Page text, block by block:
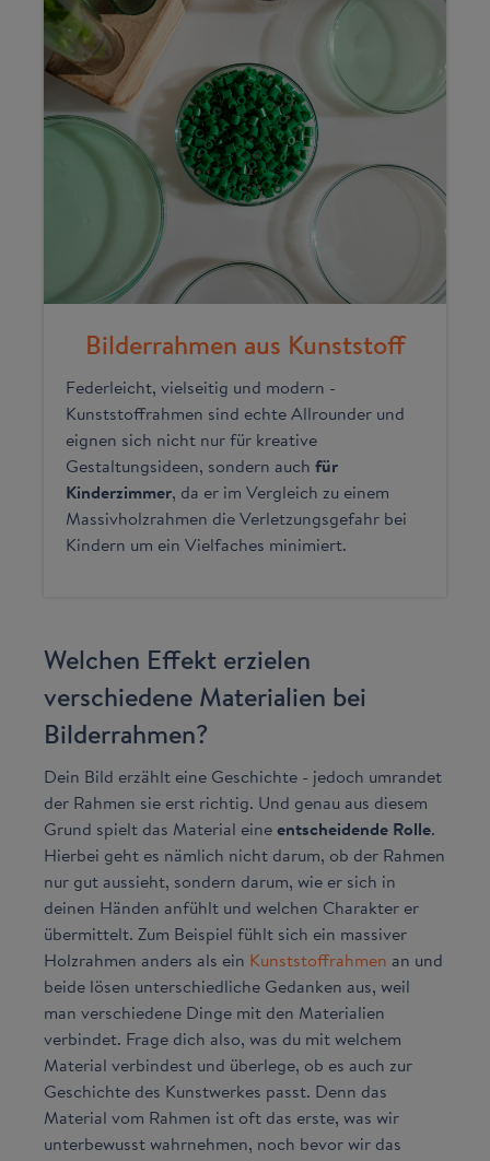
Bilderrahmen aus Kunststoff
Federleicht, vielseitig und modern -
Kunststoffrahmen sind echte Allrounder und
eignen sich nicht nur für kreative
Gestaltungsideen, sondern auch für
Kinderzimmer, da er im Vergleich zu einem
Massivholzrahmen die Verletzungsgefahr bei
Kindern um ein Vielfaches minimiert.
Welchen Effekt erzielen
verschiedene Materialien bei
Bilderrahmen?
Dein Bild erzählt eine Geschichte - jedoch umrandet
der Rahmen sie erst richtig. Und genau aus diesem
Grund spielt das Material eineentscheidende Rolle.
Hierbei geht es nämlich nicht darum, ob der Rahmen
nur gut aussieht, sondern darum, wie er sich in
deinen Händen anfühlt und welchen Charakter er
übermittelt. Zum Beispiel fühlt sich ein massiver
Holzrahmen anders als ein Kunststoffrahmen an und
beide lösen unterschiedliche Gedanken aus, weil
man verschiedene Dinge mit den Materialien
verbindet. Frage dich also, was du mit welchem
Material verbindest und überlege, ob es auch zur
Geschichte des Kunstwerkes passt. Denn das
Material vom Rahmen ist oft das erste, was wir
unterbewusst wahrnehmen, noch bevor wir das